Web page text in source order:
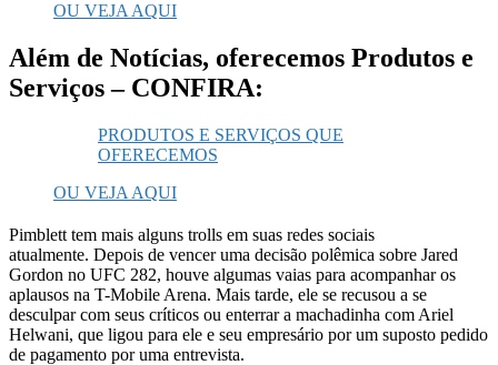
OU VEJA AQUI
Além de Notícias, oferecemos Produtos e
Serviços – CONFIRA:
PRODUTOS E SERVIÇOS QUE
OFERECEMOS
OU VEJA AQUI
Pimblett tem mais alguns trolls em suas redes sociais
atualmente. Depois de vencer uma decisão polêmica sobre Jared
Gordon no UFC 282, houve algumas vaias para acompanhar os
aplausos na T-Mobile Arena. Mais tarde, ele se recusou a se
desculpar com seus críticos ou enterrar a machadinha com Ariel
Helwani, que ligou para ele e seu empresário por um suposto pedido
de pagamento por uma entrevista.